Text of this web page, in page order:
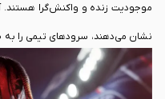
موجودیت زنده و واکنش‌گرا هستند.
نشان می‌دهند، سرودهای تیمی را
با نفس‌های حبس شده بازی را
هیجانی انفجاری به هوا می‌پرند.